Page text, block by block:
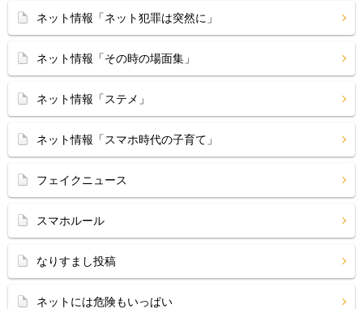
ネット情報「ネット犯罪は突然に」
ネット情報「その時の場面集」
ネット情報「ステメ」
ネット情報「スマホ時代の子育て」
フェイクニュース
スマホルール
なりすまし投稿
ネットには危険もいっぱい